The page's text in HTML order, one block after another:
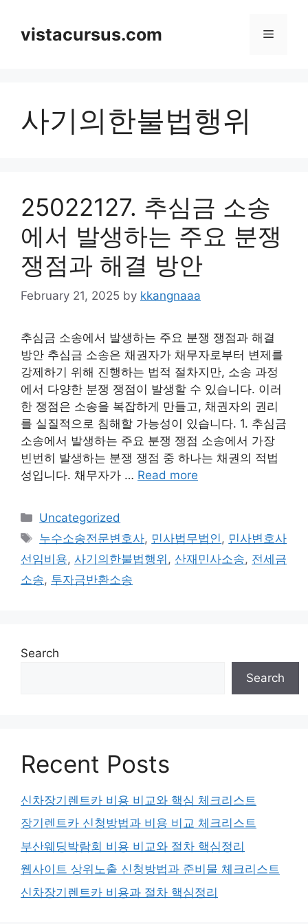
contentvistacursus.com Menu
사기의한불법행위
25022127. 추심금 소송
에서 발생하는 주요 분쟁
쟁점과 해결 방안
February 21, 2025 by kkangnaaa
추심금 소송에서 발생하는 주요 분쟁 쟁점과 해결
방안 추심금 소송은 채권자가 채무자로부터 변제를
강제하기 위해 진행하는 법적 절차지만, 소송 과정
에서 다양한 분쟁 쟁점이 발생할 수 있습니다. 이러
한 쟁점은 소송을 복잡하게 만들고, 채권자의 권리
를 실질적으로 침해할 가능성이 있습니다. 1. 추심금
소송에서 발생하는 주요 분쟁 쟁점 소송에서 가장
빈번히 발생하는 분쟁 쟁점 중 하나는 채권의 적법
성입니다. 채무자가 … Read more
Categories
Uncategorized
Tags
누수소송전문변호사, 민사법무법인 , 민사변호사
선임비용, 사기의한불법행위 , 산재민사소송, 전세금
소송, 투자금반환소송
Search
Search
Recent Posts
신차장기렌트카 비용 비교와 핵심 체크리스트
장기렌트카 신청방법과 비용 비교 체크리스트
부산웨딩박람회 비용 비교와 절차 핵심정리
웹사이트 상위노출 신청방법과 준비물 체크리스트
신차장기렌트카 비용과 절차 핵심정리